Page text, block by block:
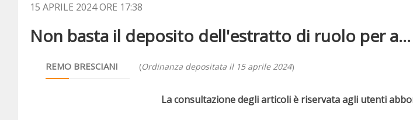
15 APRILE 2024 ORE 17:38
Non basta il deposito dell'estratto di ruolo per a...
REMO BRESCIANI (Ordinanza depositata il 15 aprile 2024)
La consultazione degli articoli è riservata agli utenti